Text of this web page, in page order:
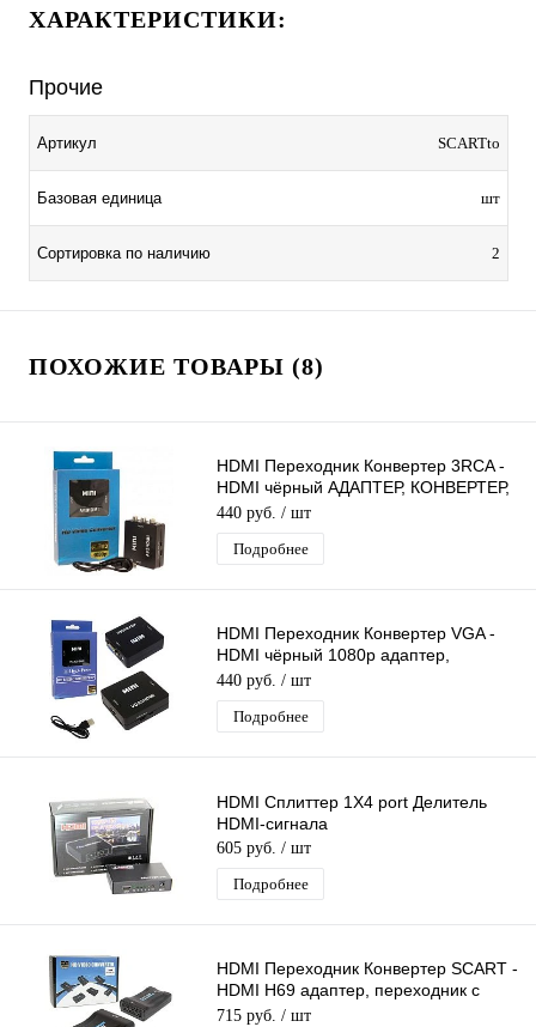
ХАРАКТЕРИСТИКИ:
Прочие
Артикул SCARTto
Базовая единица шт
Сортировка по наличию 2
ПОХОЖИЕ ТОВАРЫ (8)
HDMI Переходник Конвертер 3RCA -
HDMI чёрный АДАПТЕР, КОНВЕРТЕР,
ПРЕОБРАЗОВАТЕЛЬ, питание от USB
440 руб. / шт
Подробнее
HDMI Переходник Конвертер VGA -
HDMI чёрный 1080p адаптер,
конвертер, преобразователь, питание
USB
440 руб. / шт
Подробнее
HDMI Сплиттер 1Х4 port Делитель
HDMI-сигнала
605 руб. / шт
Подробнее
HDMI Переходник Конвертер SCART -
HDMI H69 адаптер, переходник с
источника SCART на HDMI 1080p
715 руб. / шт